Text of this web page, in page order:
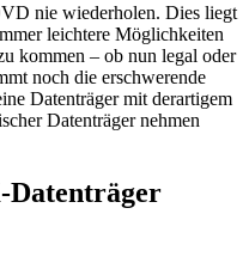
nie wiederholen. Dies liegt
leichtere Möglichkeiten
kommen – ob nun legal oder
noch die erschwerende
Datenträger mit derartigem
Datenträger nehmen
Datenträger